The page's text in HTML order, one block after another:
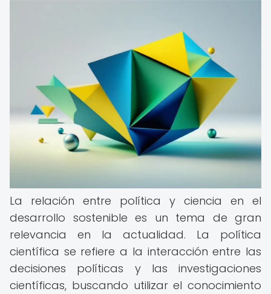
La relación entre política y ciencia en el
desarrollo sostenible es un tema de gran
relevancia en la actualidad. La política
científica se refiere a la interacción entre las
decisiones políticas y las investigaciones
científicas, buscando utilizar el conocimiento